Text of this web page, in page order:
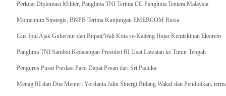
Perkuat Diplomasi Militer, Panglima TNI Terima CC Panglima Tentera Malaysia
Momentum Strategis, BNPB Terima Kunjungan EMERCOM Rusia
Gus Ipul Ajak Gubernur dan Bupati/Wali Kota se-Kalteng Hajar Kemiskinan Ekstrem
Panglima TNI Sambut Kedatangan Presiden RI Usai Lawatan ke Timur Tengah
Pengurus Pusat Pordasi Pacu Dapat Pesan dari Sri Paduka
Menag RI dan Dua Menteri Yordania Jalin Sinergi Bidang Wakaf dan Pendidikan,